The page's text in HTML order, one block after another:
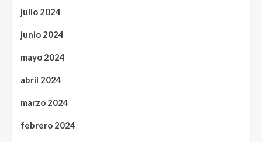
julio 2024
junio 2024
mayo 2024
abril 2024
marzo 2024
febrero 2024